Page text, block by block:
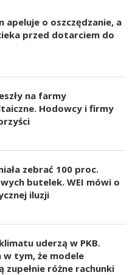
apeluje o oszczędzanie, a
przed dotarciem do
na farmy
Hodowcy i firmy
zebrać 100 proc.
butelek. WEI mówi o
iluzji
uderzą w PKB.
w tym, że modele
zupełnie różne rachunki